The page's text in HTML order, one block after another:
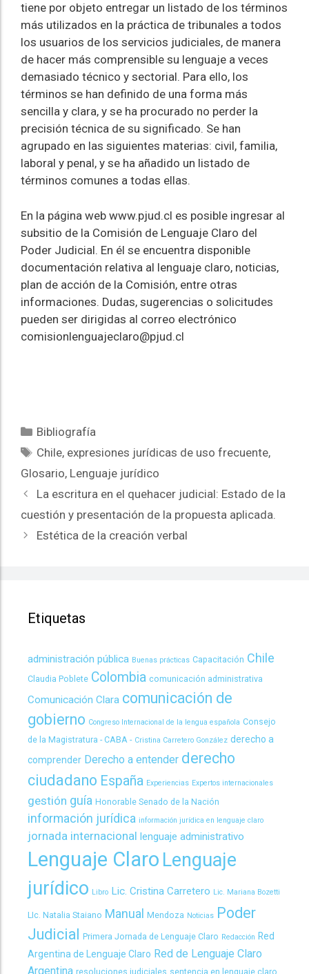
tiene por objeto entregar un listado de los términos
más utilizados en la práctica de tribunales a todos
los usuarios de los servicios judiciales, de manera
de hacer más comprensible su lenguaje a veces
demasiado técnico y sectorial. Para ello, los
términos se han definido de una forma más
sencilla y clara, y se ha procurado no perder la
precisión técnica de su significado. Se han
agrupado en las siguientes materias: civil, familia,
laboral y penal, y se ha añadido un listado de
términos comunes a todas ellas.
En la página web www.pjud.cl es posible ingresar al
subsitio de la Comisión de Lenguaje Claro del
Poder Judicial. En él se encuentra disponible
documentación relativa al lenguaje claro, noticias,
plan de acción de la Comisión, entre otras
informaciones. Dudas, sugerencias o solicitudes
pueden ser dirigidas al correo electrónico
comisionlenguajeclaro@pjud.cl
Bibliografía
Chile, expresiones jurídicas de uso frecuente,
Glosario, Lenguaje jurídico
La escritura en el quehacer judicial: Estado de la
cuestión y presentación de la propuesta aplicada.
Estética de la creación verbal
Etiquetas
administración pública Buenas prácticas Capacitación Chile
Claudia Poblete Colombia comunicación administrativa
Comunicación Clara comunicación de
gobierno Congreso Internacional de la lengua española Consejo
de la Magistratura - CABA - Cristina Carretero González derecho a
comprender Derecho a entender derecho
ciudadano España Experiencias Expertos internacionales
gestión guía Honorable Senado de la Nación
información jurídica información jurídica en lenguaje claro
jornada internacional lenguaje administrativo
Lenguaje Claro Lenguaje
jurídico Libro Lic. Cristina Carretero Lic. Mariana Bozetti
LIc. Natalia Staiano Manual Mendoza Noticias Poder
Judicial Primera Jornada de Lenguaje Claro Redacción Red
Argentina de Lenguaje Claro Red de Lenguaje Claro
Argentina resoluciones judiciales sentencia en lenguaje claro